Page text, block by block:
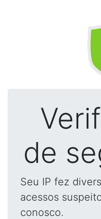
de
Seu IP fez
acessos
conosco.